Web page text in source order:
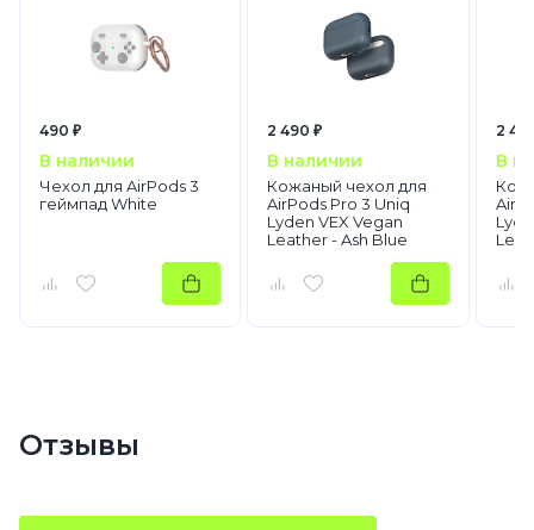
490 ₽
В наличии
Чехол для AirPods 3
геймпад White
2 490 ₽
В наличии
Кожаный чехол для
AirPods Pro 3 Uniq
Lyden VEX Vegan
Leather - Ash Blue
2
В
Отзывы